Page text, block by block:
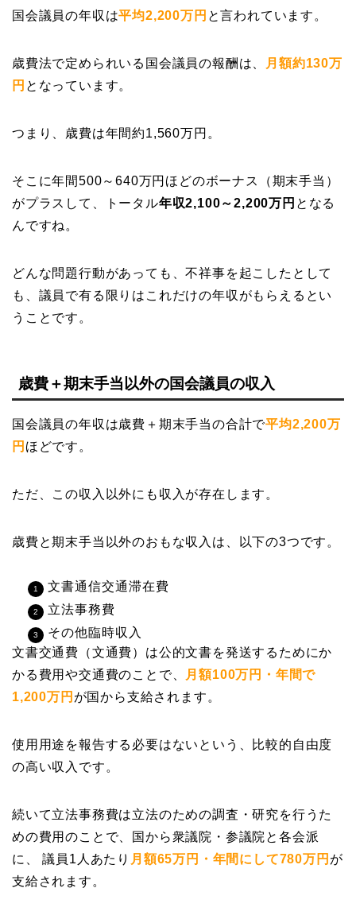
国会議員の年収は平均2,200万円 と言われています。
歳費法で定められいる国会議員の報酬は、
月額約130万
円 となっています。
つまり、歳費は年間約1,560万円。
そこに年間500～640万円ほどのボーナス（期末手当）
がプラスして、
トータル年収2,100～2,200万円 となる
んですね。
どんな問題行動があっても、不祥事を起こしたとして
も、議員で有る限りはこれだけの年収がもらえるとい
うことです。
歳費＋期末手当以外の国会議員の収入
国会議員の年収は歳費＋期末手当の合計で平均2,200万
円 ほどです。
ただ、この収入以外にも収入が存在します。
歳費と期末手当以外のおもな収入は、以下の3つです。
文書通信交通滞在費
立法事務費
その他臨時収入
文書交通費（文通費）は公的文書を発送するためにか
かる費用や交通費のことで、
月額100万円・年間で
1,200万円 が国から支給されます。
使用用途を報告する必要はないという、比較的自由度
の高い収入です。
続いて立法事務費は立法のための調査・研究を行うた
めの費用のことで、国から衆議院・参議院と各会派
に、
議員1人あたり 月額65万円・年間にして780万円 が
支給されます。